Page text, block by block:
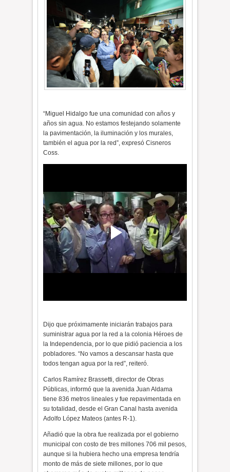
“Miguel Hidalgo fue una comunidad con años y
años sin agua. No estamos festejando solamente
la pavimentación, la iluminación y los murales,
también el agua por la red”, expresó Cisneros
Coss.
Dijo que próximamente iniciarán trabajos para
suministrar agua por la red a la colonia Héroes de
la Independencia, por lo que pidió paciencia a los
pobladores. “No vamos a descansar hasta que
todos tengan agua por la red”, reiteró.
Carlos Ramírez Brassetti, director de Obras
Públicas, informó que la avenida Juan Aldama
tiene 836 metros lineales y fue repavimentada en
su totalidad, desde el Gran Canal hasta avenida
Adolfo López Mateos (antes R-1).
Añadió que la obra fue realizada por el gobierno
municipal con costo de tres millones 706 mil pesos,
aunque si la hubiera hecho una empresa tendría
monto de más de siete millones, por lo que